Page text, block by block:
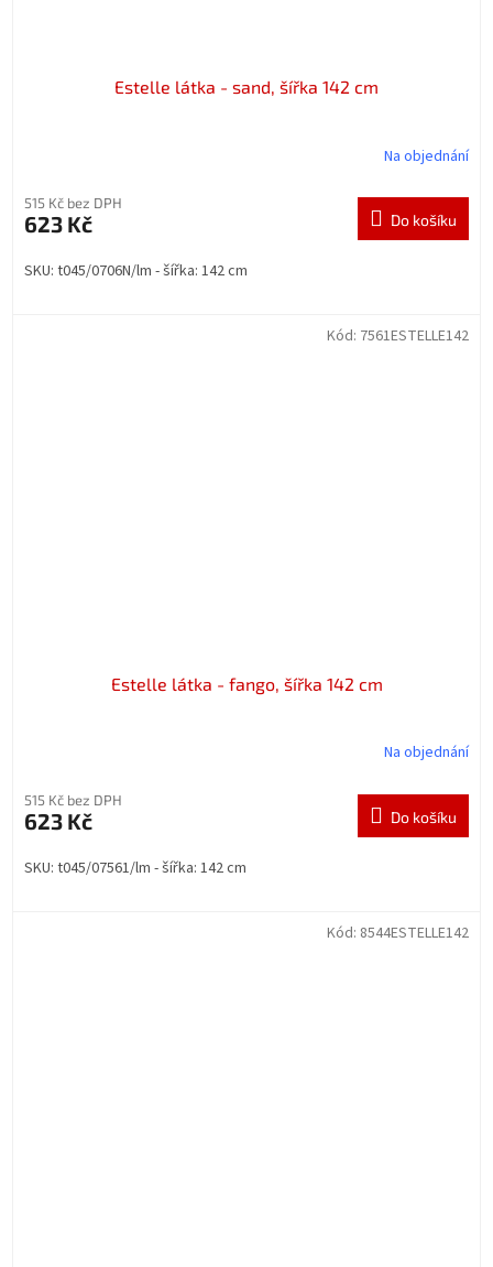
Estelle látka - sand, šířka 142 cm
Na objednání
515 Kč bez DPH
623 Kč Do košíku
SKU: t045/0706N/lm - šířka: 142 cm
Estelle látka - fango, šířka 142 cm
Na objednání
515 Kč bez DPH
623 Kč Do košíku
SKU: t045/07561/lm - šířka: 142 cm
Kód: 7561ESTELLE142
Kód: 8544ESTELLE142